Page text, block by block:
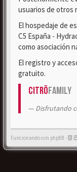
usuarios de otros
El hospedaje de
C5 España -
como asociación
El registro y
gratuito.
CitröFamily
Disfrutando
Funcionando con phpBB -